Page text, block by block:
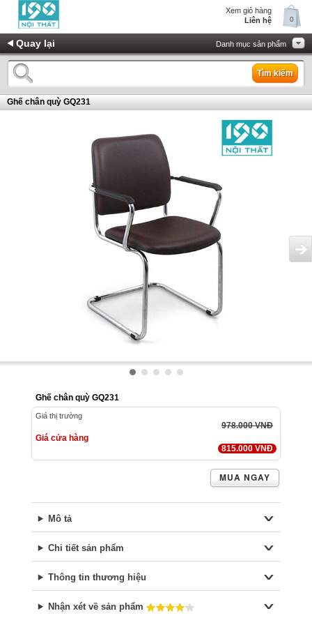
Xem giỏ hàng
Liên hệ
0
Quay lại Danh mục sản phẩm
Tìm kiếm
Ghế chân quỳ GQ231
Ghế chân quỳ GQ231
Giá thị trường
978.000 VNĐ
Giá cửa hàng
815.000 VNĐ
MUA NGAY
Mô tả
Chi tiết sản phẩm
Thông tin thương hiệu
Nhận xét về sản phẩm